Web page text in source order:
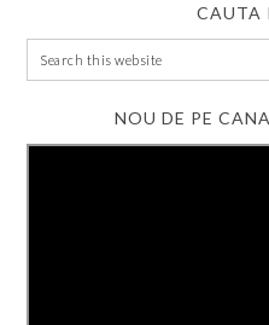
CAUTA
NOU DE PE